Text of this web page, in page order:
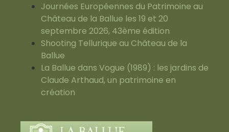
Journées Européennes du Patrimoine au
Château de la Ballue les 19 et 20
septembre 2026, 43ème édition
Shooting Tellurique au Château de la
Ballue
La Ballue dans Vogue (1989) : les jardins de
Claude Arthaud, un patrimoine en
création